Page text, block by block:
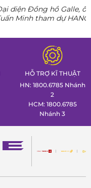
thái lãnh đạo kỷ
AI
diện Đồng hồ Galle,
Minh tham dự
trưng bày đồng hồ
định hình phong thái lãnh
HỖ TRỢ KĨ THUẬT
HN: 1800.6785 Nhánh
2
HCM: 1800.6785
Nhánh 3